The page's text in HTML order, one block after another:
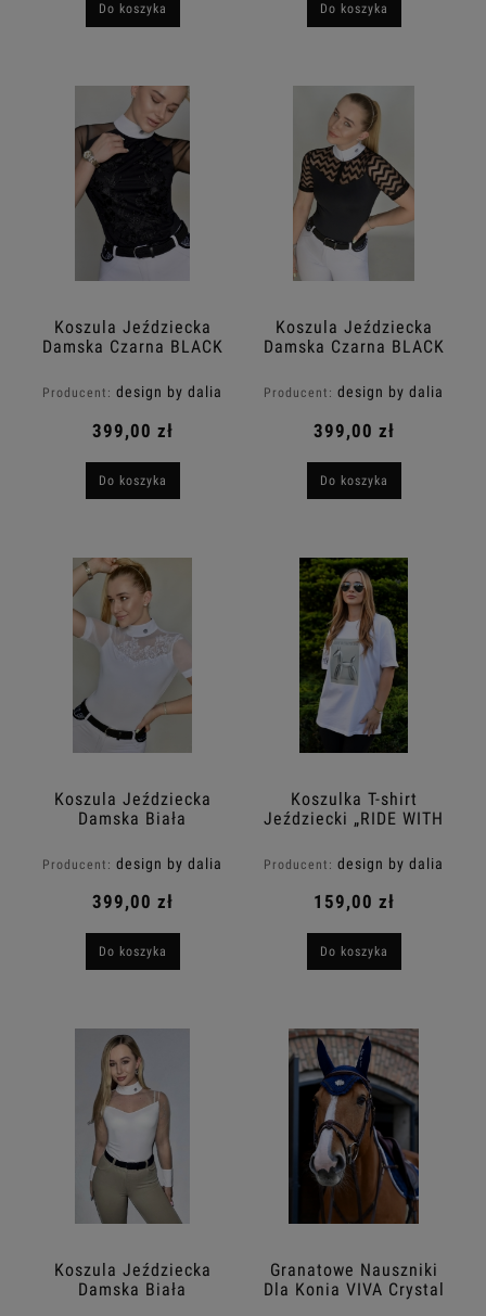
Do koszyka Do koszyka
Koszula Jeździecka
Damska Czarna BLACK
rękawem Design By
Dalia
Producent: design by dalia
399,00 zł
Do koszyka
Koszula Jeździecka
Damska Czarna BLACK
rękawem Design By
Dalia
Producent: design by dalia
399,00 zł
Do koszyka
Koszula Jeździecka
Damska Biała
rękawem Design By
Dalia
Producent: design by dalia
399,00 zł
Do koszyka
Koszulka T-shirt
Jeździecki „RIDE WITH
Dalia
Producent: design by dalia
159,00 zł
Do koszyka
Koszula Jeździecka
Damska Biała
Granatowe Nauszniki
Dla Konia VIVA Crystal